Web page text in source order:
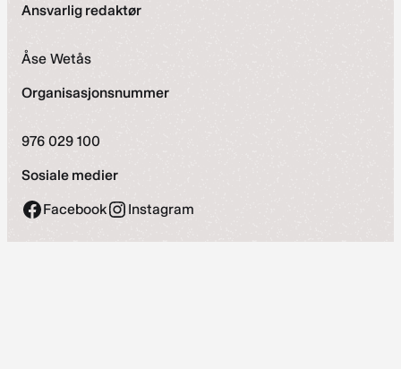
Ansvarlig redaktør
Åse Wetås
Organisasjonsnummer
976 029 100
Sosiale medier
Facebook Instagram